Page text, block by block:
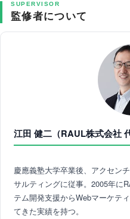
SUPERVISOR
監修者について
江田 健二（RAUL株式会社
慶應義塾大学卒業後、アクセン
サルティングに従事。2005年に
テム開発支援からWebマーケテ
てきた実績を持つ。